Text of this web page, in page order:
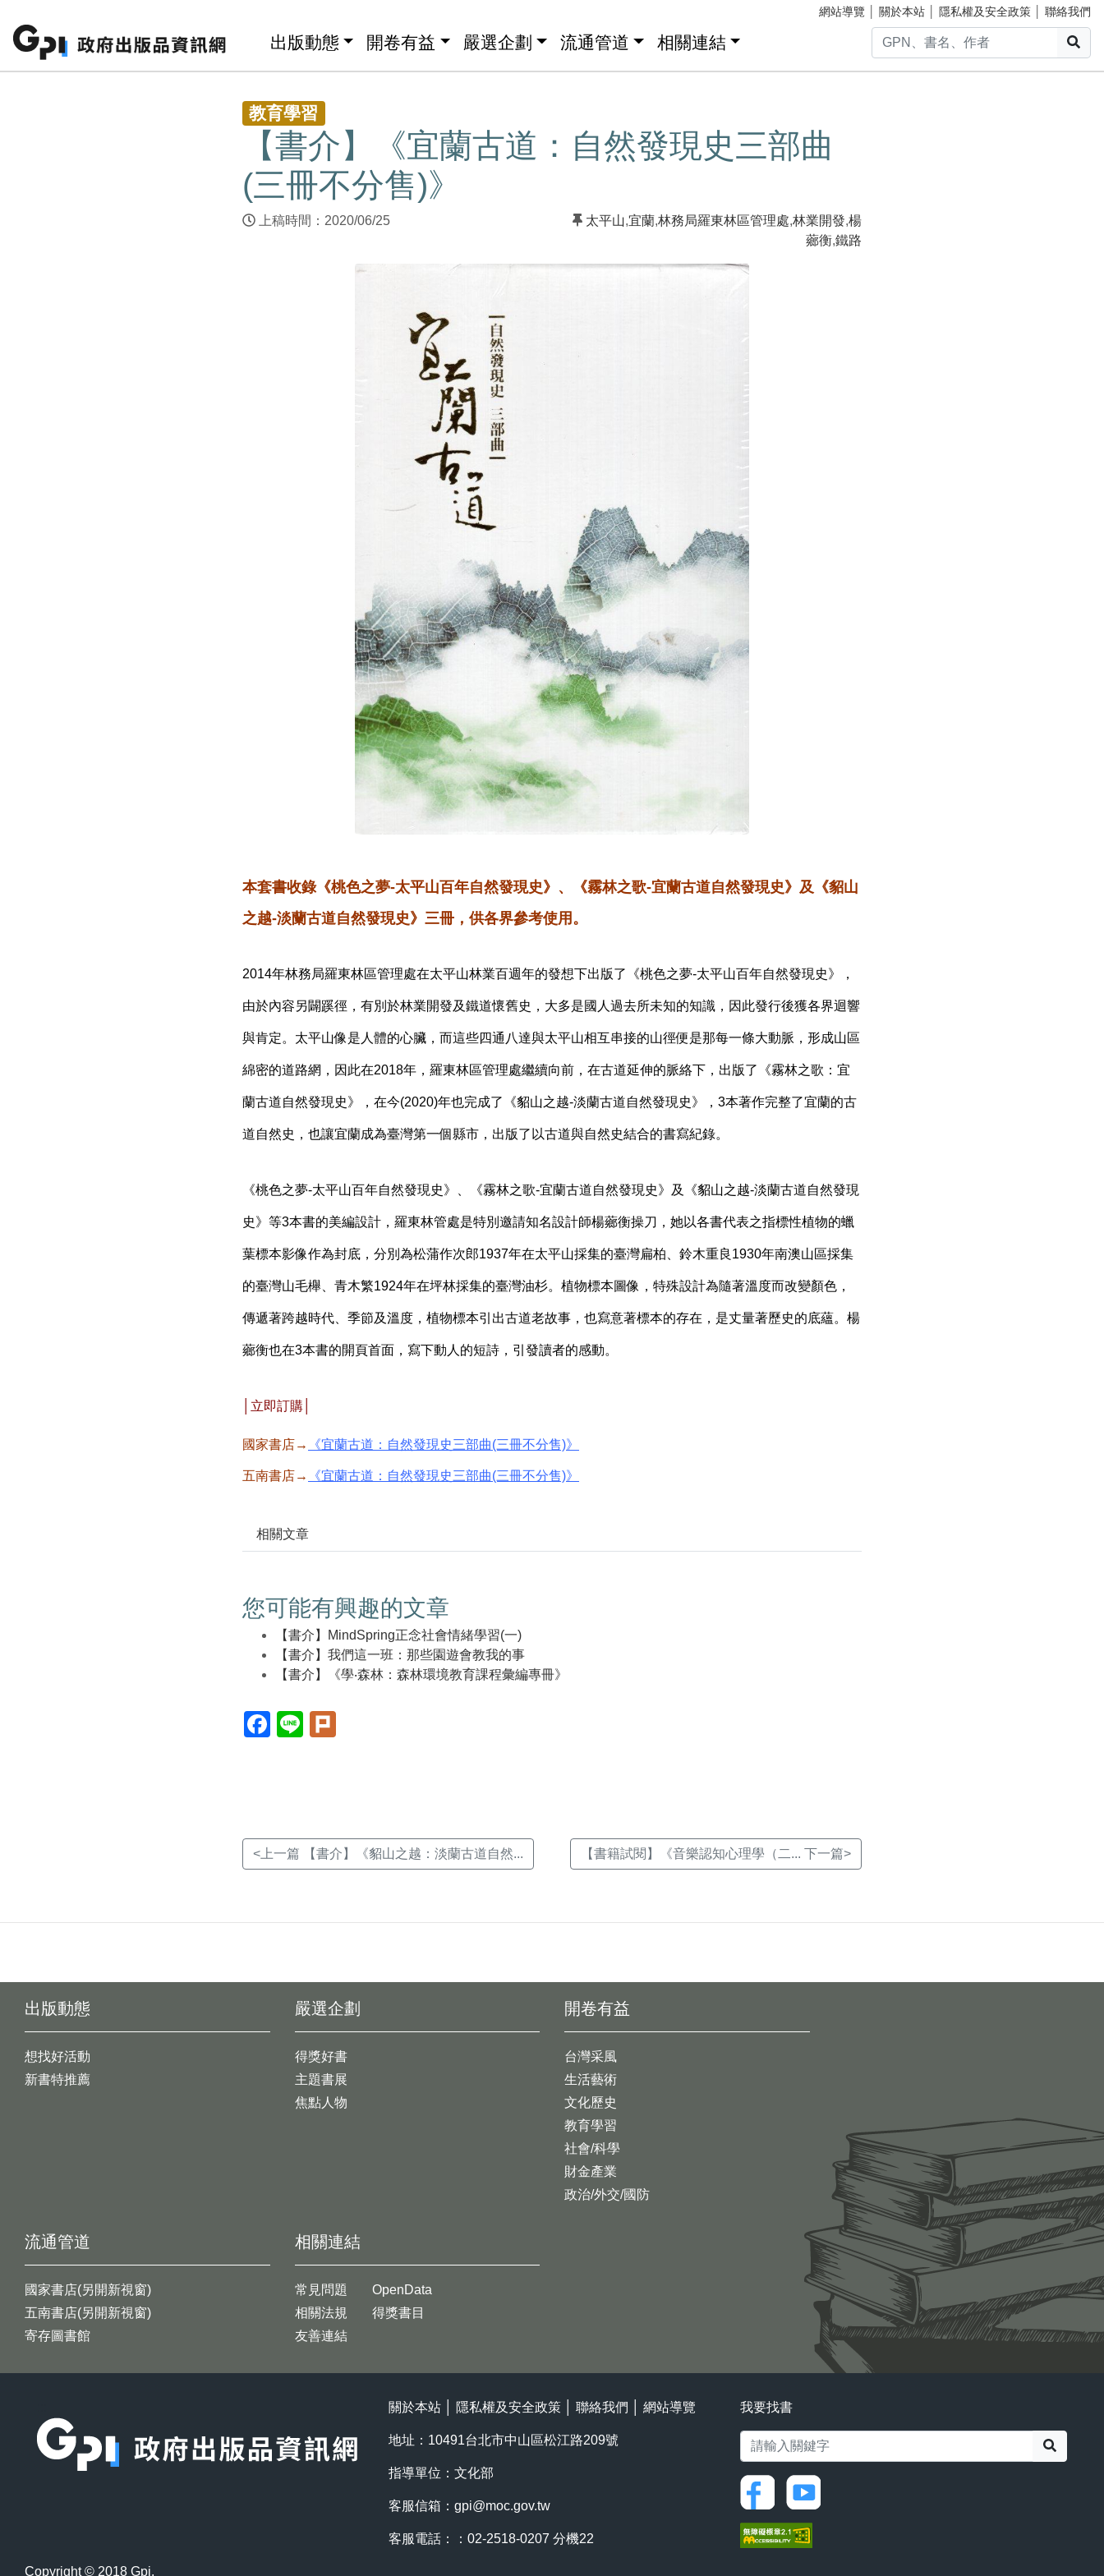
網站導覽 關於本站 隱私權及安全政策 聯絡我們
出版動態 開卷有益 嚴選企劃 流通管道 相關連結
教育學習
【書介】《宜蘭古道：自然發現史三部曲
(三冊不分售)》
上稿時間：2020/06/25 太平山,宜蘭,林務局羅東林區管理處,林業開發,楊
薌衡,鐵路
本套書收錄《桃色之夢-太平山百年自然發現史》、《霧林之歌-宜蘭古道自然發現史》及《貂山
之越-淡蘭古道自然發現史》三冊，供各界參考使用。
2014年林務局羅東林區管理處在太平山林業百週年的發想下出版了《桃色之夢-太平山百年自然發現史》，
由於內容另闢蹊徑，有別於林業開發及鐵道懷舊史，大多是國人過去所未知的知識，因此發行後獲各界迴響
與肯定。太平山像是人體的心臟，而這些四通八達與太平山相互串接的山徑便是那每一條大動脈，形成山區
綿密的道路網，因此在2018年，羅東林區管理處繼續向前，在古道延伸的脈絡下，出版了《霧林之歌：宜
蘭古道自然發現史》，在今(2020)年也完成了《貂山之越-淡蘭古道自然發現史》， 3本著作完整了宜蘭的古
道自然史，也讓宜蘭成為臺灣第一個縣市，出版了以古道與自然史結合的書寫紀錄。
《桃色之夢-太平山百年自然發現史》、《霧林之歌-宜蘭古道自然發現史》及《貂山之越-淡蘭古道自然發現
史》等3本書的美編設計，羅東林管處是特別邀請知名設計師楊薌衡操刀，她以各書代表之指標性植物的蠟
葉標本影像作為封底，分別為松蒲作次郎1937年在太平山採集的臺灣扁柏、鈴木重良 1930年南澳山區採集
的臺灣山毛櫸、青木繁1924年在坪林採集的臺灣油杉。植物標本圖像，特殊設計為隨著溫度而改變顏色，
傳遞著跨越時代、季節及溫度，植物標本引出古道老故事，也寫意著標本的存在，是丈量著歷史的底蘊。楊
薌衡也在3本書的開頁首面，寫下動人的短詩，引發讀者的感動。
│立即訂購│
國家書店→ 《宜蘭古道：自然發現史三部曲(三冊不分售)》
五南書店→ 《宜蘭古道：自然發現史三部曲(三冊不分售)》
相關文章
您可能有興趣的文章
【書介】MindSpring正念社會情緒學習(一)
【書介】我們這一班：那些園遊會教我的事
【書介】《學‧森林：森林環境教育課程彙編專冊》
Facebook(另
開
Line(另
開
<上一篇 【書介】《貂山之越：淡蘭古道自然... 【書籍試閱】《音樂認知心理學（二... 下一篇>
出版動態
想找好活動
新書特推薦
開卷有益
台灣采風
生活藝術
文化歷史
教育學習
社會/科學
財金產業
政治/外交/國防
嚴選企劃
得獎好書
主題書展
焦點人物
流通管道
國家書店(另開新視窗)
五南書店(另開新視窗)
寄存圖書館
相關連結
常見問題
相關法規
友善連結
OpenData
得獎書目
關於本站 隱私權及安全政策 聯絡我們 網站導覽
地址：10491台北市中山區松江路209號
指導單位：文化部
客服信箱： gpi@moc.gov.tw
客服電話：：02-2518-0207 分機22
我要找書
Copyright © 2018 Gpi.